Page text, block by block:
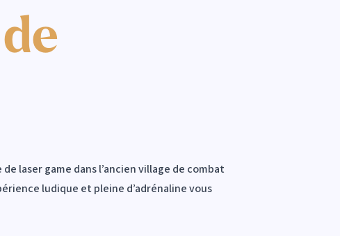
laser game dans l’ancien village de combat
ludique et pleine d’adrénaline vous